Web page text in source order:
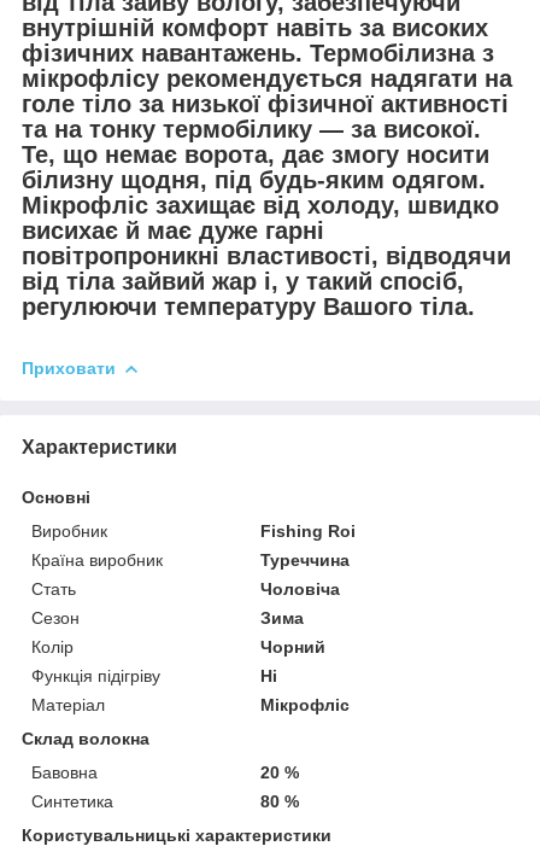
внутрішній комфорт навіть за високих
фізичних навантажень. Термобілизна з
мікрофлісу рекомендується надягати на
голе тіло за низької фізичної активності
та на тонку термобілику — за високої.
Те, що немає ворота, дає змогу носити
білизну щодня, під будь-яким одягом.
Мікрофліс захищає від холоду, швидко
висихає й має дуже гарні
повітропроникні властивості, відводячи
від тіла зайвий жар і, у такий спосіб,
регулюючи температуру Вашого тіла.
Приховати
Характеристики
Основні
Виробник
Fishing Roi
Країна виробник
Туреччина
Стать
Чоловіча
Сезон
Зима
Колір
Чорний
Функція підігріву
Ні
Матеріал
Мікрофліс
Склад волокна
Бавовна
20 %
Синтетика
80 %
Користувальницькі характеристики